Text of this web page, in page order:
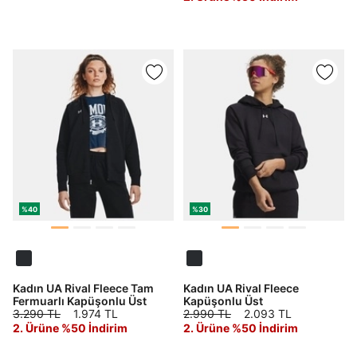
%40
Kadın UA Rival Fleece Tam
Fermuarlı Kapüşonlu Üst
3.290 TL
1.974 TL
2. Ürüne %50 İndirim
%30
Kadın UA Rival Fleece
Kapüşonlu Üst
2.990 TL
2.093 TL
2. Ürüne %50 İndirim
internet sitesi altyapı hizmetlerinin sunucularının yurt
dışında bulunması sebebiyle yurt dışında mukim
Amazon Inc. ve Google LLC. ile paylaşılmasını kabul
ediyorum.